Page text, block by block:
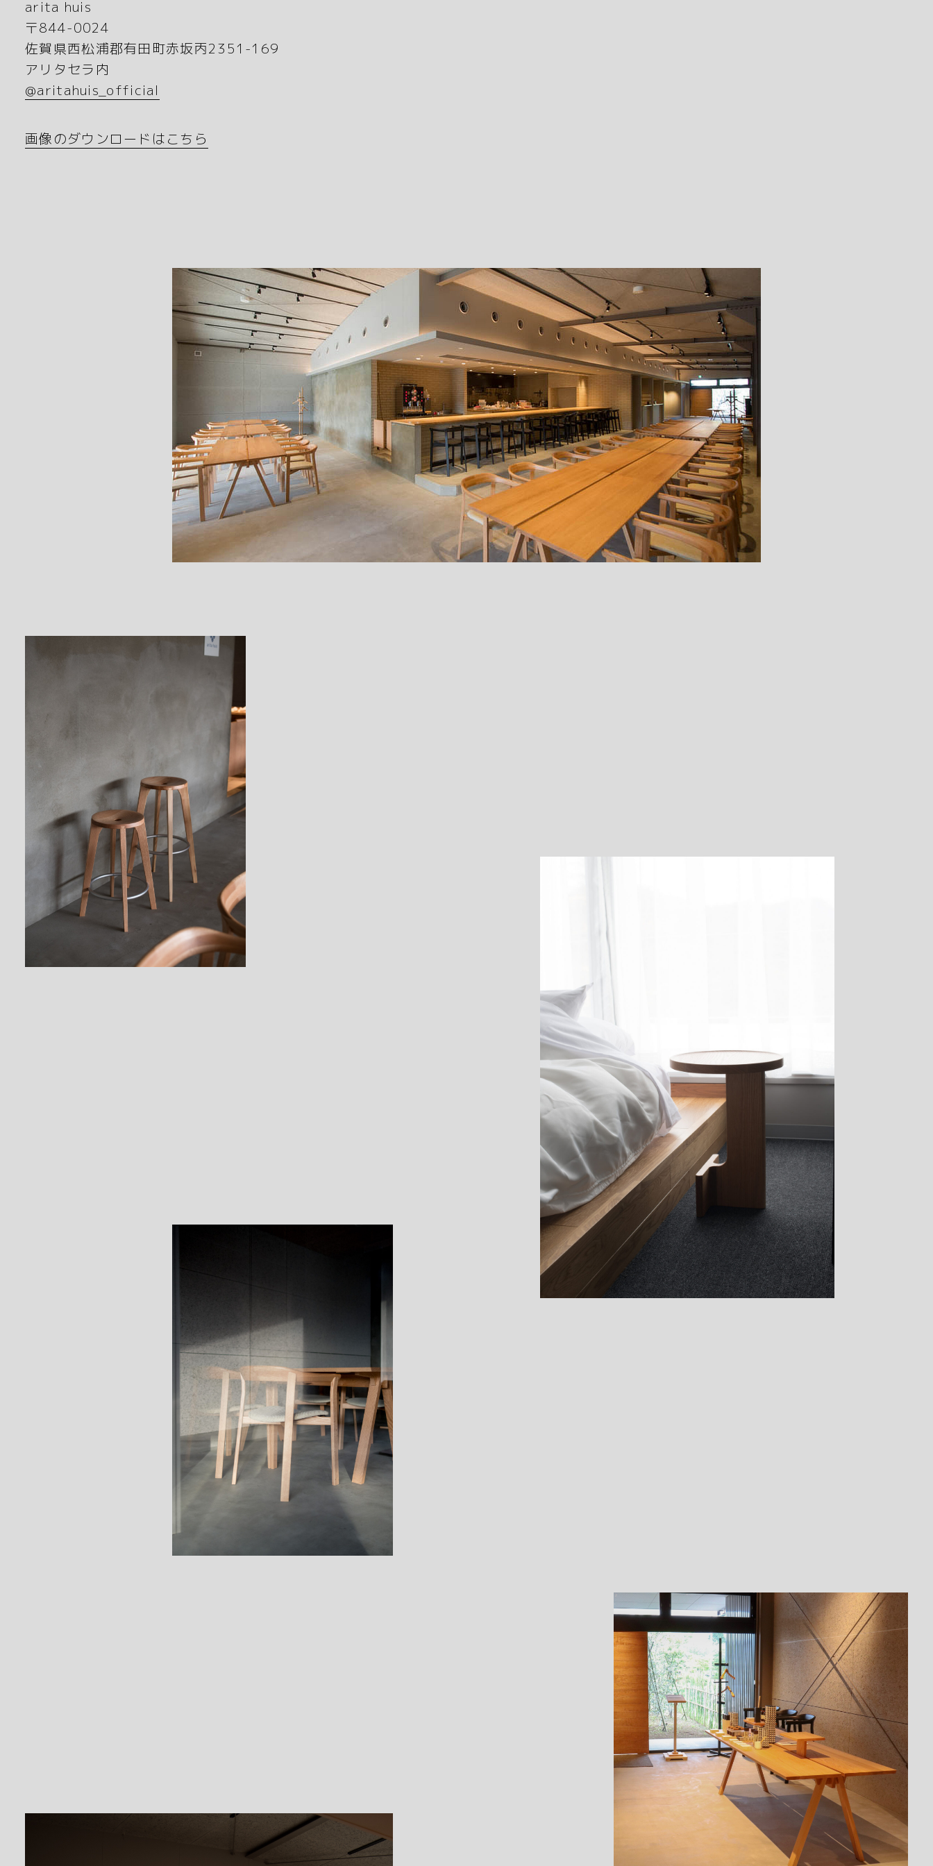
arita huis
〒844-0024
佐賀県西松浦郡有田町赤坂丙2351-169
アリタセラ内
@aritahuis_official
画像のダウンロードはこちら